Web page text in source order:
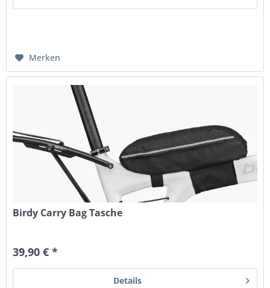
Merken
Birdy Carry Bag Tasche
39,90 € *
Details